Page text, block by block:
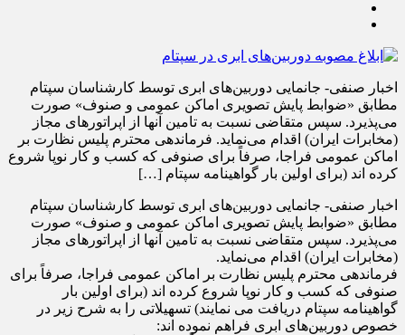
اخبار صنفی- جانمایی دوربین‌های ابری توسط کارشناسان سپتام
مطابق «ضوابط پایش تصویری اماکن عمومی و صنوف» صورت
می‌پذیرد. سپس متقاضی نسبت به تامین آنها از اپراتورهای مجاز
(مخابرات ایران) اقدام می‌نماید. فرماندهی محترم پلیس نظارت بر
اماکن عمومی فراجا، صرفاً برای صنوفی که کسب و کار نوپا شروع
کرده اند (برای اولین بار گواهینامه سپتام […]
اخبار صنفی- جانمایی دوربین‌های ابری توسط کارشناسان سپتام
مطابق «ضوابط پایش تصویری اماکن عمومی و صنوف» صورت
می‌پذیرد. سپس متقاضی نسبت به تامین آنها از اپراتورهای مجاز
(مخابرات ایران) اقدام می‌نماید.
فرماندهی محترم پلیس نظارت بر اماکن عمومی فراجا، صرفاً برای
صنوفی که کسب و کار نوپا شروع کرده اند (برای اولین بار
گواهینامه سپتام دریافت می نمایند) تسهیلاتی را به شرح زیر در
خصوص دوربین‌های ابری فراهم نموده اند: